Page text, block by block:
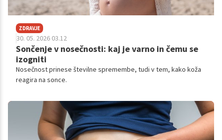
ZDRAVJE
30. 05. 2026 03.12
Sončenje v nosečnosti: kaj je varno in čemu se
izogniti
Nosečnost prinese številne spremembe, tudi v tem, kako koža
reagira na sonce.